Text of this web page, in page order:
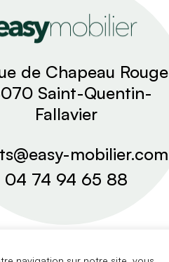
de Chapeau Rouge
Saint-Quentin-
Fallavier
mobilier.com
04 74 94 65 88